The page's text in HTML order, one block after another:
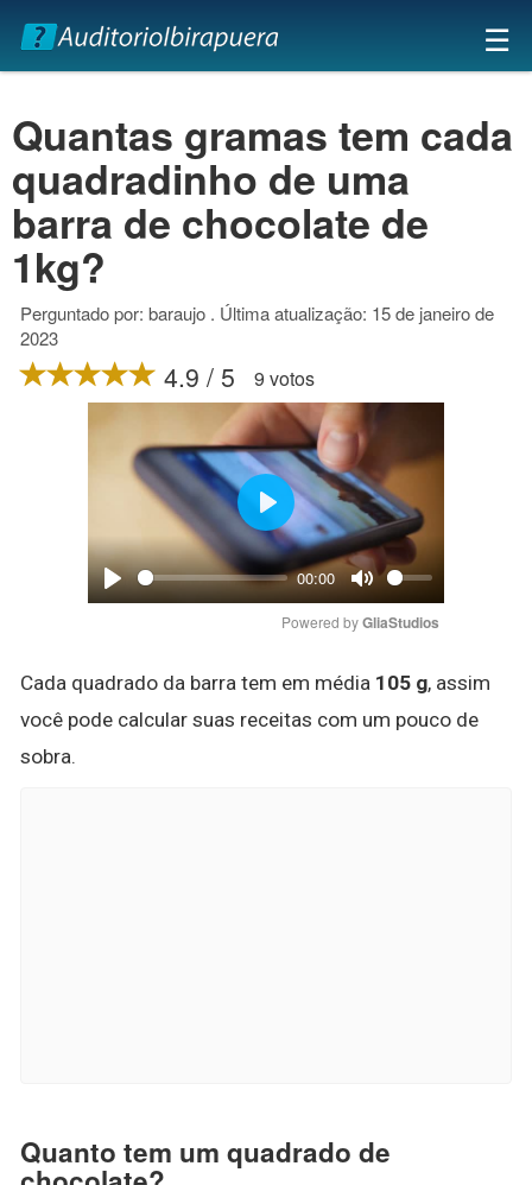
×
☰
Quantas gramas tem cada
quadradinho de uma
barra de chocolate de
1kg?
Perguntado por: baraujo . Última atualização: 15 de janeiro de
2023
4.9 / 5 9 votos
Play
00:00
Mute
Play
Powered by GliaStudios
Cada quadrado da barra tem em média 105 g, assim
você pode calcular suas receitas com um pouco de
sobra.
Quanto tem um quadrado de